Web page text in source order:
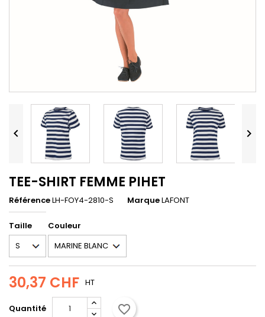
 
TEE-SHIRT FEMME PIHET
RéférenceLH-FOY4-2810-S MarqueLAFONT
Taille Couleur
30,37 CHF HT
Quantité favorite_border